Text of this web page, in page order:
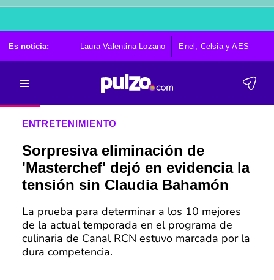
Es noticia: Laura Valentina Lozano Enel, Celsia y AES
ENTRETENIMIENTO
Sorpresiva eliminación de
'Masterchef' dejó en evidencia la
tensión sin Claudia Bahamón
La prueba para determinar a los 10 mejores
de la actual temporada en el programa de
culinaria de Canal RCN estuvo marcada por la
dura competencia.